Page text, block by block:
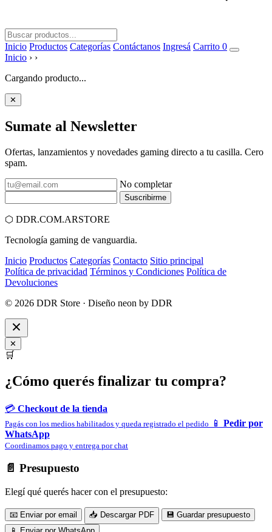
Inicio Productos Categorías Contáctanos Ingresá Carrito 0
Inicio › ›
Cargando producto...
✕
Sumate al Newsletter
Ofertas, lanzamientos y novedades gaming directo a tu casilla. Cero
spam.
No completar
Suscribirme
⬡ DDR.COM.ARSTORE
Tecnología gaming de vanguardia.
Inicio Productos Categorías Contacto Sitio principal
Política de privacidad Términos y Condiciones Política de
Devoluciones
© 2026 DDR Store · Diseño neon by DDR
✕
🛒
¿Cómo querés finalizar tu compra?
💳 Checkout de la tienda
Pagás con los medios habilitados y queda registrado el pedido 📱 Pedir por
WhatsApp
Coordinamos pago y entrega por chat
📄 Presupuesto
Elegí qué querés hacer con el presupuesto:
📧 Enviar por email 📥 Descargar PDF
💾 Guardar presupuesto